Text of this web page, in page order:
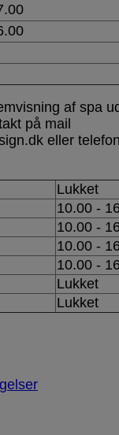
af spa
på mail
eller
Lukket
10.00 -
10.00 -
10.00 -
10.00 -
Lukket
Lukket